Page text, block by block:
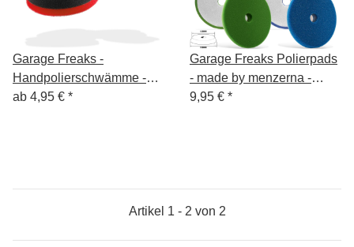
Garage Freaks -
Handpolierschwämme -
hart, medium, soft, wax
ab 4,95 € *
Garage Freaks Polierpads
- made by menzerna -
150mm Polierfläche -
9,95 € *
Artikel 1 - 2 von 2